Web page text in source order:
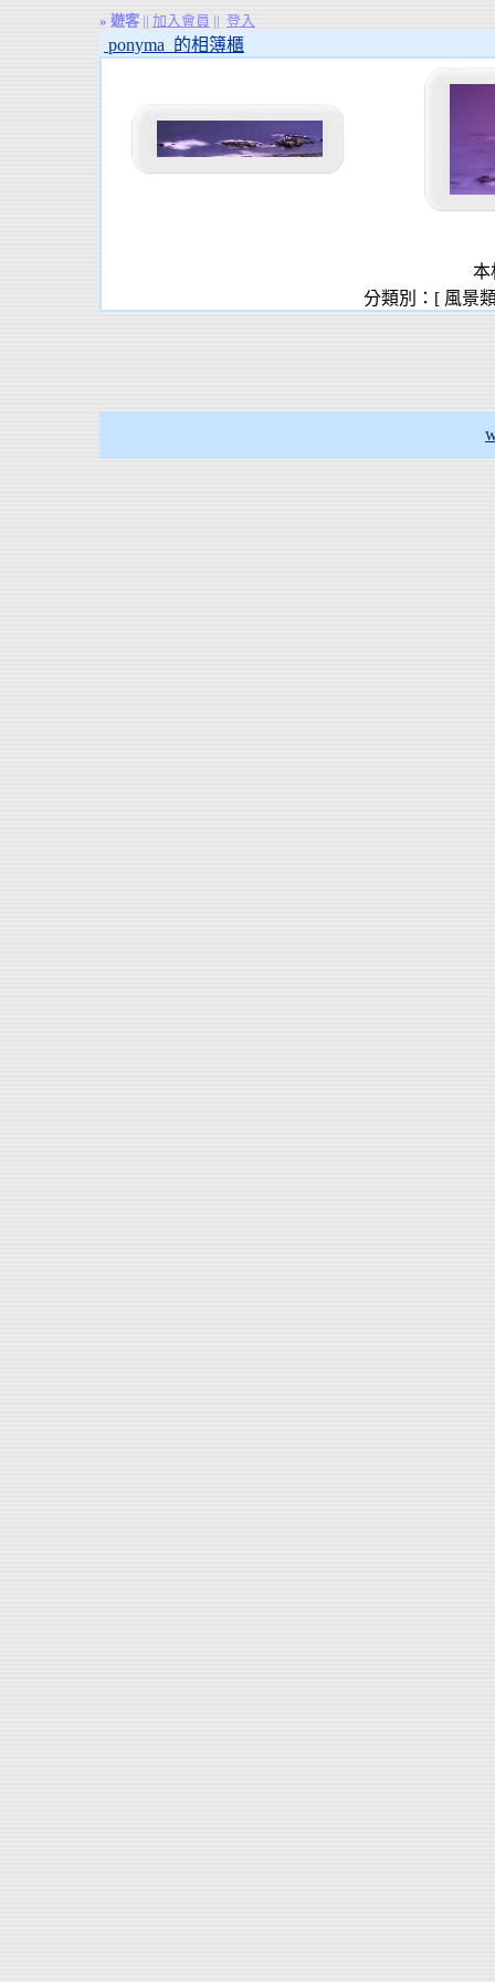
» 遊客 || 加入會員 || 登入
ponyma 的相簿櫃
本
分類別：[ 風景